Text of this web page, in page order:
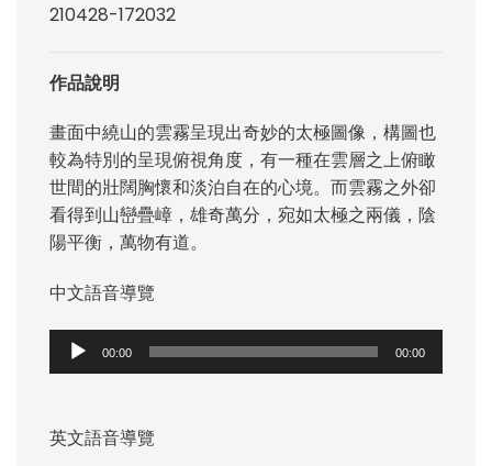
210428-172032
作品說明
畫面中繞山的雲霧呈現出奇妙的太極圖像，構圖也
較為特別的呈現俯視角度，有一種在雲層之上俯瞰
世間的壯闊胸懷和淡泊自在的心境。而雲霧之外卻
看得到山巒疊嶂，雄奇萬分，宛如太極之兩儀，陰
陽平衡，萬物有道。
中文語音導覽
訊
放
器
00:00 00:00
英文語音導覽